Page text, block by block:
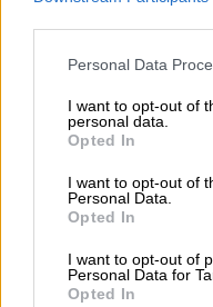
Please note that this
not limited to your visit
grant or deny consent to
use your data for below
consent section.
Personal Data
I want to opt-out of
personal data.
Opted In
I want to opt-out of
Personal Data.
Opted In
I want to opt-out of
Personal Data for
Opted In
θα
εργασίας του,
Πέμπτη –
τη δυνατότητα
σε επαφή με έναν
Η υλοποίηση του
επιβάρυνση για
καινοτόμες